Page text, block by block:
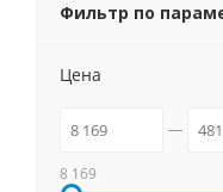
Фильтр по
Цена
8 169